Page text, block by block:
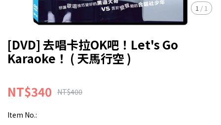
1 / 1
[DVD] 去唱卡拉OK吧！Let's Go
Karaoke！ ( 天馬行空 )
NT$340 NT$400
Item No.: